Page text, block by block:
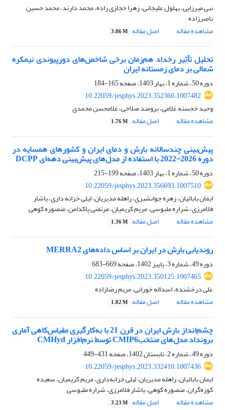
نبی میرزایی، بهلول علیجانی، زهرا حجازی زاده، محمد دارند، محمد حسین
ناصرزاده
مشاهده مقاله
اصل مقاله 3.86 M
تحلیل تأثیر رخداد هم‌زمان برخی شاخص‌های دورپیوندی نیمکره
شمالی بر دمای زمستانه ایران
دوره 50، شماره 1، بهار 1403، صفحه
165-184
10.22059/jesphys.2023.352360.1007482
وحید خجسته غلامی، برومند صلاحی، غلامحسن محمدی
مشاهده مقاله
اصل مقاله 1.76 M
پیش‌بینی چندسالانه بارش و دمای ایران و کشورهای همسایه در
دوره 2026-2022 با استفاده از مدل‌های پیش‌بینی دهه‌ای DCPP
دوره 50، شماره 1، بهار 1403، صفحه
199-215
10.22059/jesphys.2023.356693.1007510
ایمان بابائیان، زهره جوانشیری، راهله مدیریان، لیلی خزانه داری، یاشار
فلامرزی، شراره ملبوسی، مریم کریمیان، مرتضی پاکدامن، منصوره کوهی
مشاهده مقاله
اصل مقاله 1.36 M
روندیابی بارش در ایران بر اساس داده‌‌های MERRA2
دوره 49، شماره 3، پاییز 1402، صفحه
669-683
10.22059/jesphys.2023.350125.1007465
علی درخشنده، اسداله خورانی، مریم رضازاده
مشاهده مقاله
اصل مقاله 1.82 M
چشم‌انداز بارش ایران در قرن 21 با به‌کارگیری مقیاس‌کاهی آماری
برونداد مدل‌های منتخبCMIP6 توسط نرم‌افزار CMHyd
دوره 49، شماره 2، تابستان 1402، صفحه
431-449
10.22059/jesphys.2023.332410.1007436
ایمان بابائیان، راهله مدیریان، لیلی خزانه‌داری، مریم کریمیان، سعیده
کوزه‌گران، منصوره کوهی، یاشار فلامرزی، شراره ملبوسی
مشاهده مقاله
اصل مقاله 3.23 M